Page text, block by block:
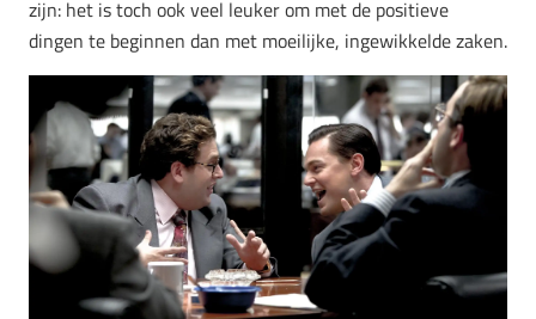
zijn: het is toch ook veel leuker om met de positieve
dingen te beginnen dan met moeilijke, ingewikkelde zaken.